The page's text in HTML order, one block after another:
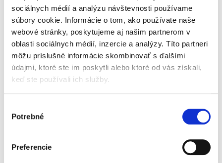
sociálnych médií a analýzu návštevnosti používame
súbory cookie. Informácie o tom, ako používate naše
webové stránky, poskytujeme aj našim partnerom v
oblasti sociálnych médií, inzercie a analýzy. Títo partneri
môžu príslušné informácie skombinovať s ďalšími
údajmi, ktoré ste im poskytli alebo ktoré od vás získali,
keď ste používali ich služby.
súhlasu
Potrebné
Preferencie
Výrobca: Procter & Gamble, 65823 Schwalbach/Ts., Germany
Upozornenie: Udržiavajte obaly mimo dosah detí, aby sa
predišlo nebezpečenstvu udusenia / uškrtenia.
OPÝTAŤ SA STRÁŽIŤ
Súvisiaci tovar
Beggs Kids Vitamin D3